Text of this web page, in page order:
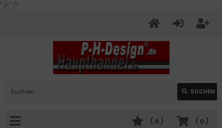
" /> " />
SUCHEN
( 0 )
( 0 )